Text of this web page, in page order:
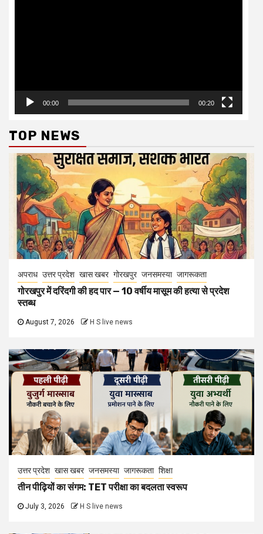
00:00 00:20
TOP NEWS
अपराध उत्तर प्रदेश खास खबर गोरखपुर जनसमस्या जागरूकता
गोरखपुर में दरिंदगी की हद पार — 10 वर्षीय मासूम की हत्या से प्रदेश
स्तब्ध
August 7, 2026 H S live news
उत्तर प्रदेश खास खबर जनसमस्या जागरूकता शिक्षा
तीन पीढ़ियों का संगम: TET परीक्षा का बदलता स्वरूप
July 3, 2026 H S live news